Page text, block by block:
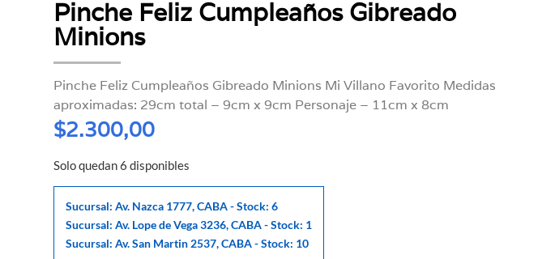
Pinche Feliz Cumpleaños Gibreado
Minions
Pinche Feliz Cumpleaños Gibreado Minions Mi Villano Favorito Medidas
aproximadas: 29cm total – 9cm x 9cm Personaje – 11cm x 8cm
$2.300,00
Solo quedan 6 disponibles
Sucursal: Av. Nazca 1777, CABA - Stock: 6
Sucursal: Av. Lope de Vega 3236, CABA - Stock: 1
Sucursal: Av. San Martin 2537, CABA - Stock: 10